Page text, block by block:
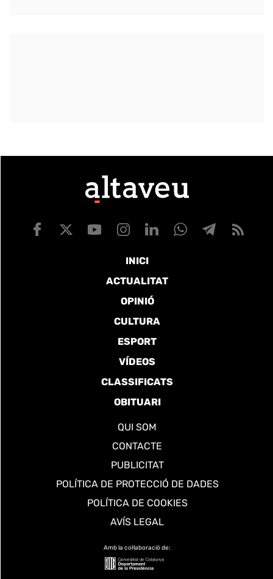
INICI
ACTUALITAT
OPINIÓ
CULTURA
ESPORT
VÍDEOS
CLASSIFICATS
OBITUARI
QUI SOM
CONTACTE
PUBLICITAT
POLÍTICA DE PROTECCIÓ DE DADES
POLÍTICA DE COOKIES
AVÍS LEGAL
Amb la col·laboració de: